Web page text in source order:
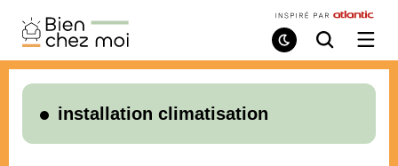
Bien
Chez
Moi
Mode
de
Recherche
/
le
installation climatisation